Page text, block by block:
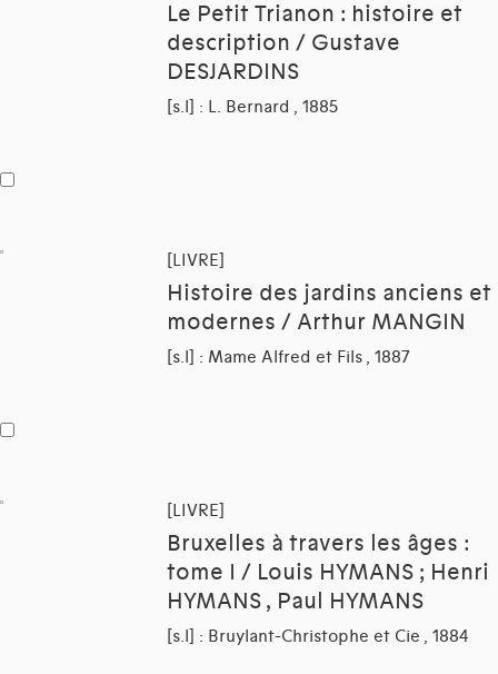
Le Petit Trianon : histoire et
description / Gustave
DESJARDINS
[s.l] : L. Bernard , 1885
[LIVRE]
Histoire des jardins anciens et
modernes / Arthur MANGIN
[s.l] : Mame Alfred et Fils , 1887
[LIVRE]
Bruxelles à travers les âges :
tome I / Louis HYMANS ; Henri
HYMANS , Paul HYMANS
[s.l] : Bruylant-Christophe et Cie , 1884